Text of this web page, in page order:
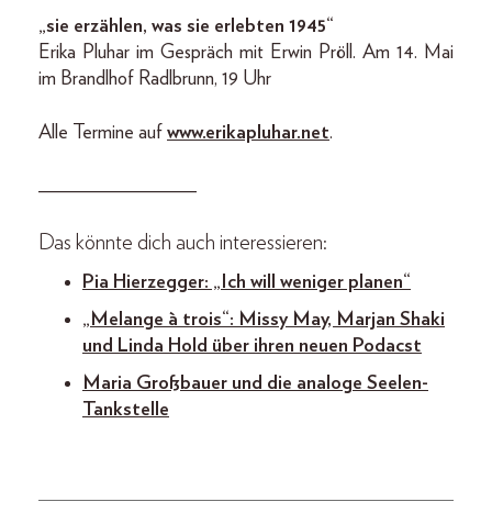
„sie erzählen, was sie erlebten 1945“
Erika Pluhar im Gespräch mit Erwin Pröll. Am 14. Mai
im Brandlhof Radlbrunn, 19 Uhr
Alle Termine auf www.erikapluhar.net.
________________
Das könnte dich auch interessieren:
Pia Hierzegger: „Ich will weniger planen“
„Melange à trois“: Missy May, Marjan Shaki
und Linda Hold über ihren neuen Podacst
Maria Großbauer und die analoge Seelen-
Tankstelle